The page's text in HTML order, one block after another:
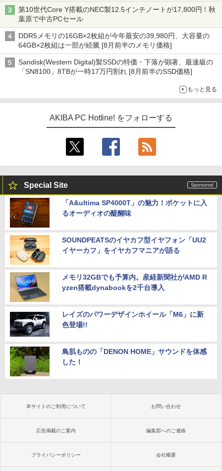
第10世代Core Y搭載のNEC製12.5インチノートが17,800円！秋
葉原で中古PCセール
DDR5メモリの16GB×2枚組が今年最安の39,980円、大容量の
64GB×2枚組は一部が続騰 [8月前半のメモリ価格]
Sandisk(Western Digital)製SSDの特価・下落が顕著、最速級の
「SN8100」8TBが一時17万円割れ [8月前半のSSD価格]
もっと見る
AKIBA PC Hotline! をフォローする
Special Site
「A&ultima SP4000T」の魅力！ポケットに入
るオーディオの醍醐味
SOUNDPEATSのイヤカフ型イヤフォン「UU2
イヤーカフ」をイヤカフマニアが語る
メモリ32GBでも予算内。産経新聞社がAMD R
yzen搭載dynabookを2千台導入
レイズのパワーデザインホイール「M6」に新
色登場!!
鳥肌ものの「DENON HOME」サウンドを体感
した！
本サイトのご利用について お問い合わせ
広告掲載のご案内 編集部へのご連絡
プライバシーポリシー 会社概要